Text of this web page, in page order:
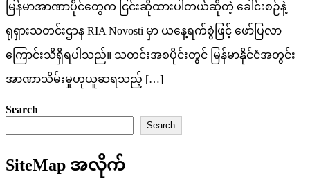
မြန်မာအာဏာပိုင်တွေက ငြင်းဆိုထားပါတယ်ဆိုတဲ့ ခေါင်းစဉ်နဲ့
ရုရှားသတင်းဌာန RIA Novosti မှာ ယနေ့ရက်စွဲဖြင့် ဖော်ပြလာ
ကြောင်းသိရှိရပါသည်။ သတင်းအစပိုင်းတွင် မြန်မာနိုင်ငံအတွင်း
အာဏာသိမ်းမှုဟုယူဆရသည့် […]
Search
Search
SiteMap အလိုက်